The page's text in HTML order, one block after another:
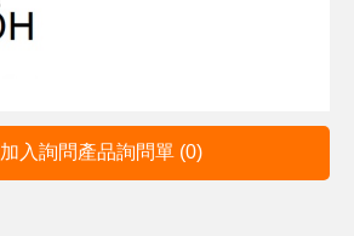
加入詢問產品詢問單 (0)